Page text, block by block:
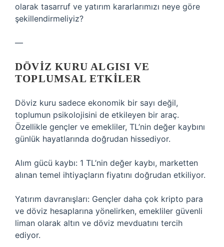
olarak tasarruf ve yatırım kararlarımızı neye göre
şekillendirmeliyiz?
—
DÖVIZ KURU ALGISI VE
TOPLUMSAL ETKILER
Döviz kuru sadece ekonomik bir sayı değil,
toplumun psikolojisini de etkileyen bir araç.
Özellikle gençler ve emekliler, TL’nin değer kaybını
günlük hayatlarında doğrudan hissediyor.
Alım gücü kaybı: 1 TL’nin değer kaybı, marketten
alınan temel ihtiyaçların fiyatını doğrudan etkiliyor.
Yatırım davranışları: Gençler daha çok kripto para
ve döviz hesaplarına yönelirken, emekliler güvenli
liman olarak altın ve döviz mevduatını tercih
ediyor.